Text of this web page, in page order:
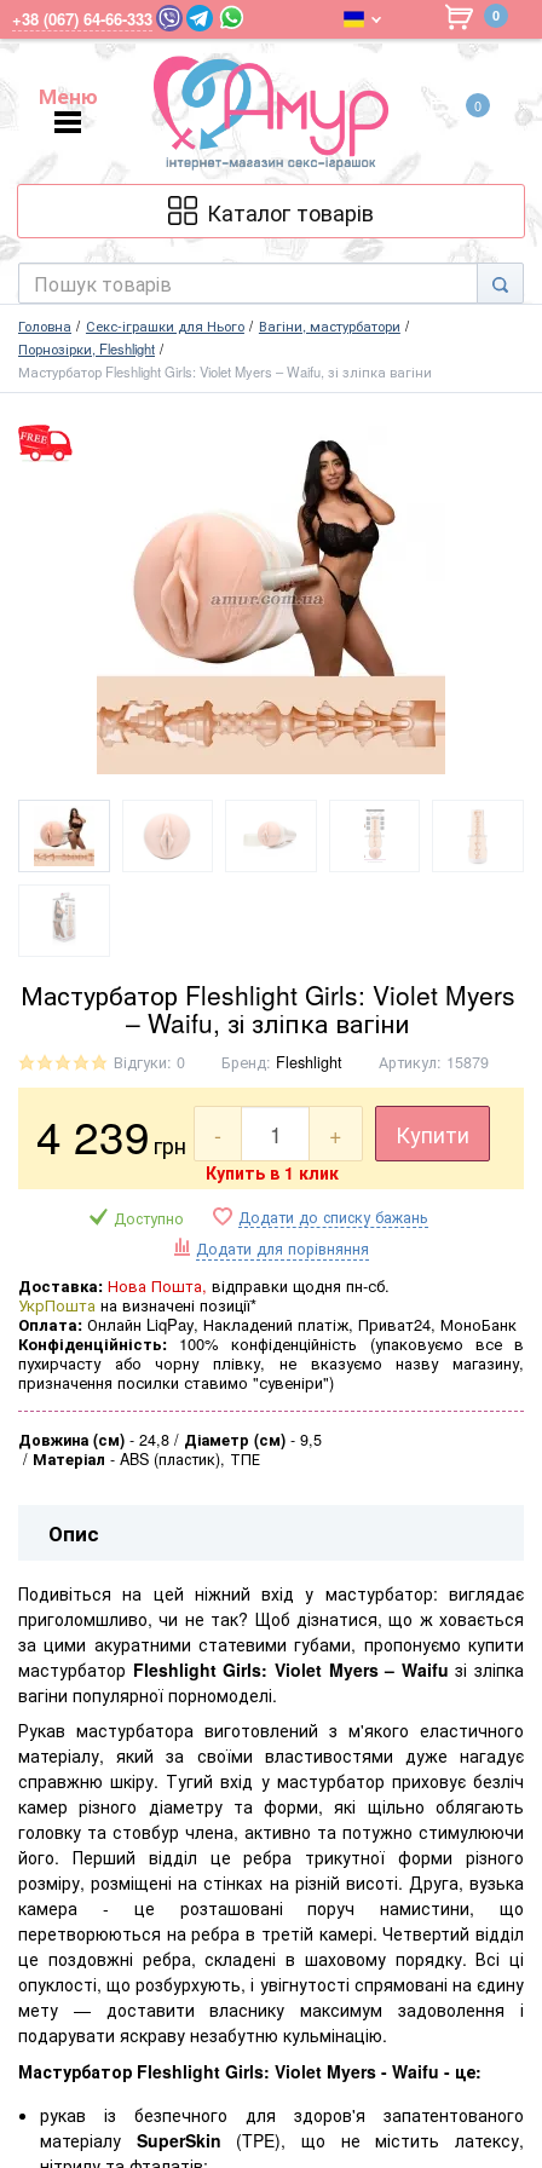
+38 (067) 64-66-333 0
Меню
Меню
0
Каталог товарів
Головна Секс-іграшки для Нього
Вагіни, мастурбатори
Порнозірки, Fleshlight
Мастурбатор Fleshlight Girls: Violet Myers – Waifu, зі зліпка вагіни
Мастурбатор Fleshlight Girls: Violet Myers
– Waifu, зі зліпка вагіни
Відгуки: 0 Бренд: Fleshlight Артикул: 15879
4 239 грн - + Купити
Купить в 1 клик
Доступно
Додати до списку бажань
Додати для порівняння
Доставка: Нова Пошта, відправки щодня пн-сб.
УкрПошта на визначені позиції*
Оплата: Онлайн LiqPay, Накладений платіж, Приват24, МоноБанк
Конфіденційність: 100% конфіденційність (упаковуємо все в
пухирчасту або чорну плівку, не вказуємо назву магазину,
призначення посилки ставимо "сувеніри")
Довжина (см) - 24,8 Діаметр (см) - 9,5
Матеріал - ABS (пластик), ТПЕ
Опис
Подивіться на цей ніжний вхід у мастурбатор: виглядає
приголомшливо, чи не так? Щоб дізнатися, що ж ховається
за цими акуратними статевими губами, пропонуємо купити
мастурбатор Fleshlight Girls: Violet Myers – Waifu зі зліпка
вагіни популярної порномоделі.
Рукав мастурбатора виготовлений з м'якого еластичного
матеріалу, який за своїми властивостями дуже нагадує
справжню шкіру. Тугий вхід у мастурбатор приховує безліч
камер різного діаметру та форми, які щільно облягають
головку та стовбур члена, активно та потужно стимулюючи
його. Перший відділ це ребра трикутної форми різного
розміру, розміщені на стінках на різній висоті. Друга, вузька
камера - це розташовані поруч намистини, що
перетворюються на ребра в третій камері. Четвертий відділ
це поздовжні ребра, складені в шаховому порядку. Всі ці
опуклості, що розбурхують, і увігнутості спрямовані на єдину
мету — доставити власнику максимум задоволення і
подарувати яскраву незабутню кульмінацію.
Мастурбатор Fleshlight Girls: Violet Myers - Waifu - це:
рукав із безпечного для здоров'я запатентованого
матеріалу SuperSkin (TPE), що не містить латексу,